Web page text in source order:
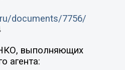
documents/7756/
выполняющих
агента: